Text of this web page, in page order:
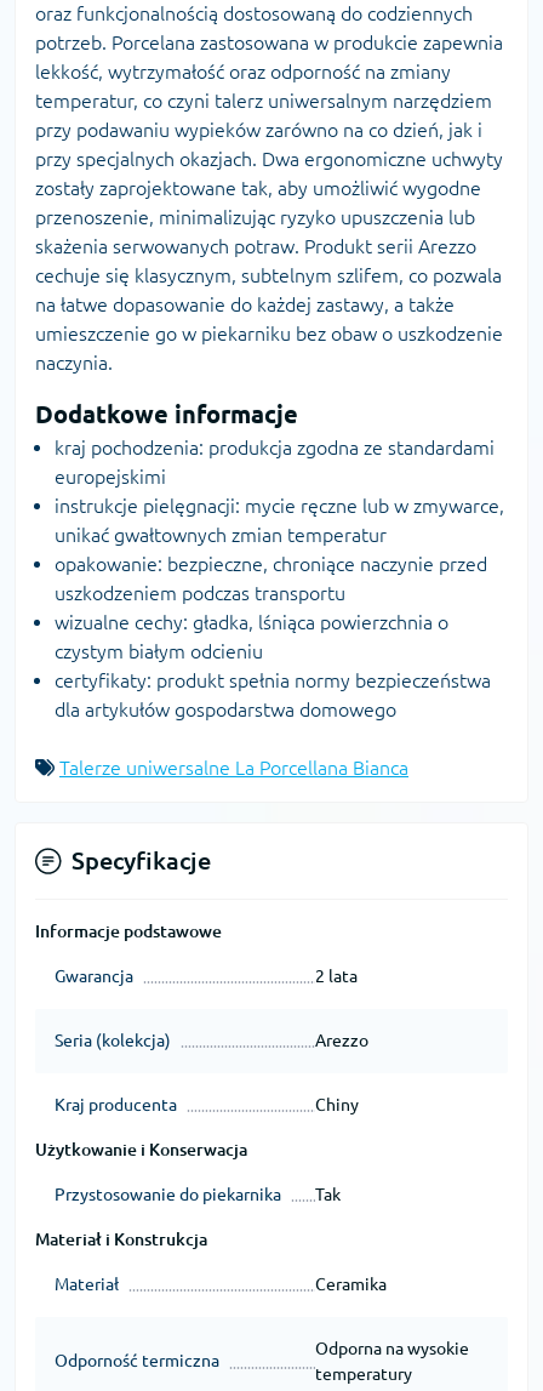
oraz funkcjonalnością dostosowaną do codziennych
potrzeb. Porcelana zastosowana w produkcie zapewnia
lekkość, wytrzymałość oraz odporność na zmiany
temperatur, co czyni talerz uniwersalnym narzędziem
przy podawaniu wypieków zarówno na co dzień, jak i
przy specjalnych okazjach. Dwa ergonomiczne uchwyty
zostały zaprojektowane tak, aby umożliwić wygodne
przenoszenie, minimalizując ryzyko upuszczenia lub
skażenia serwowanych potraw. Produkt serii Arezzo
cechuje się klasycznym, subtelnym szlifem, co pozwala
na łatwe dopasowanie do każdej zastawy, a także
umieszczenie go w piekarniku bez obaw o uszkodzenie
naczynia.
Dodatkowe informacje
kraj pochodzenia: produkcja zgodna ze standardami
europejskimi
instrukcje pielęgnacji: mycie ręczne lub w zmywarce,
unikać gwałtownych zmian temperatur
opakowanie: bezpieczne, chroniące naczynie przed
uszkodzeniem podczas transportu
wizualne cechy: gładka, lśniąca powierzchnia o
czystym białym odcieniu
certyfikaty: produkt spełnia normy bezpieczeństwa
dla artykułów gospodarstwa domowego
Talerze uniwersalne La Porcellana Bianca
Specyfikacje
Informacje podstawowe
Gwarancja 2 lata
Seria (kolekcja) Arezzo
Kraj producenta Chiny
Użytkowanie i Konserwacja
Przystosowanie do piekarnika Tak
Materiał i Konstrukcja
Materiał Ceramika
Odporność termiczna
Odporna na wysokie
temperatury